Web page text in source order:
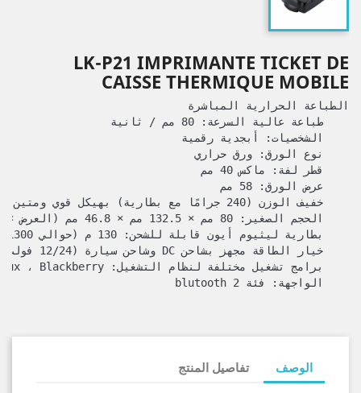
LK-P21 IMPRIMANTE TICKET DE
CAISSE THERMIQUE MOBILE
    الواجهة: فئة blutooth 2
الوصف تفاصيل المنتج